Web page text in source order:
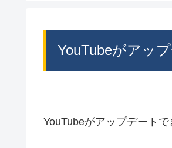
YouTubeがアッ
YouTubeがアップデート